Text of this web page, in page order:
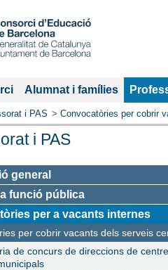
Alumnat i famílies
Secció
actual:
i PAS Convocatòries per cobrir
i PAS
general
funció pública
per a vacants internes
per cobrir vacants dels serveis
de concurs de direccions de